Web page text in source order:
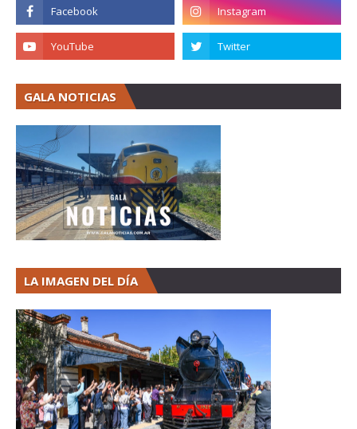
GALA NOTICIAS
LA IMAGEN DEL DÍA